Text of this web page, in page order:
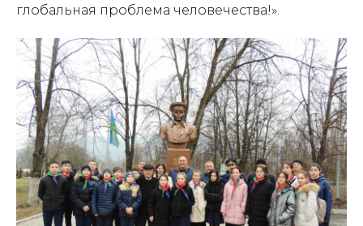
глобальная проблема человечества!».